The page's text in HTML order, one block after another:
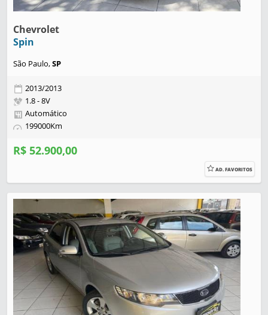
Chevrolet
Spin
São Paulo,SP
2013/2013
1.8 - 8V
Automático
199000Km
R$ 52.900,00
AD. FAVORITOS